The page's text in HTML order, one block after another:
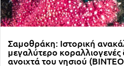
Σαμοθράκη: Ιστορική
μεγαλύτερο κοραλλιογενές
ανοιχτά του νησιού